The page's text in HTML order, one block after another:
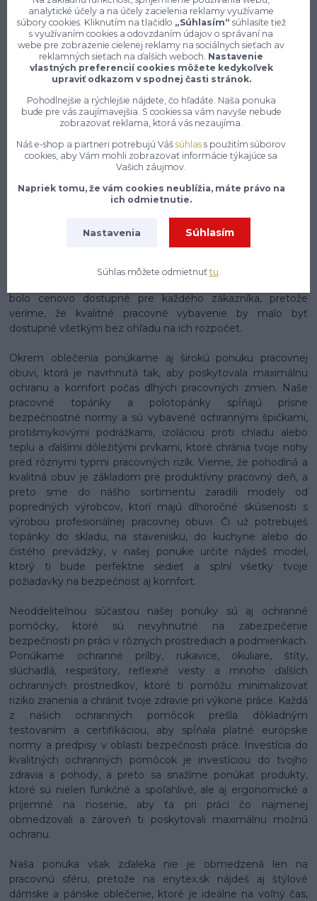
7 z 10 zákazníkov si objedná znovu do 30 dní —
zistite, čo je na našich pracovných odevoch a
obuvi tak návykového
Na našom e-shope enytex.sk sa môžeš tešiť na skutočne
oblečenia, ktorý pokrýva potreby pracovníkov naprieč
najrôznejšími odvetviami a profesiami. Či už pracuješ v
logistike alebo v akomkoľvek inom obore, nájdeš u nás
presne to, čo potrebuješ, aby si si mohol svoju prácu
profesionálnym vzhľadom. Náš sortiment zahrnuje pracovné
vyrobený z kvalitných materiálov, ktoré sú odolné voči
a náročným pracovným podmienkam. Dbáme na to, aby
bolo cenovo dostupné pre každého zákazníka, pretože
veríme, že kvalitné pracovné vybavenie by malo byť
dostupné všetkým bez ohľadu na ich rozpočet.
Okrem oblečenia ponúkame aj širokú ponuku pracovnej
obuvi, ktorá je navrhnutá tak, aby poskytovala maximálnu
ochranu a komfort počas dlhých pracovných zmien. Naše
pracovné topánky a polotopánky spĺňajú prísne
bezpečnostné normy a sú vybavené ochrannými špičkami,
protišmykovými podrážkami, izoláciou proti chladu alebo
teplu a ďalšími dôležitými prvkami, ktoré chránia tvoje nohy
pred rôznymi typmi pracovných rizík. Vieme, že pohodlná a
kvalitná obuv je základom pre produktívny pracovný deň, a
preto sme do nášho sortimentu zaradili modely od
popredných výrobcov, ktorí majú dlhoročné skúsenosti s
výrobou profesionálnej pracovnej obuvi. Či už potrebuješ
topánky do skladu, na stavenisku, do kuchyne alebo do
čistého prevádzky, v našej ponuke určite nájdeš model,
ktorý ti bude perfektne sedieť a splní všetky tvoje
požiadavky na bezpečnosť aj komfort.
Neoddeliteľnou súčasťou našej ponuky sú aj ochranné
pomôcky, ktoré sú nevyhnutné na zabezpečenie
bezpečnosti pri práci v rôznych prostrediach a podmienkach.
Ponúkame ochranné prilby, rukavice, okuliare, štíty,
slúchadlá, respirátory, reflexné vesty a mnoho ďalších
ochranných prostriedkov, ktoré ti pomôžu minimalizovať
riziko zranenia a chrániť tvoje zdravie pri výkone práce. Každá
z našich ochranných pomôcok prešla dôkladným
testovaním a certifikáciou, aby spĺňala platné európske
normy a predpisy v oblasti bezpečnosti práce. Investícia do
kvalitných ochranných pomôcok je investíciou do tvojho
zdravia a pohody, a preto sa snažíme ponúkať produkty,
ktoré sú nielen funkčné a spoľahlivé, ale aj ergonomické a
príjemné na nosenie, aby ťa pri práci čo najmenej
obmedzovali a zároveň ti poskytovali maximálnu možnú
ochranu.
Naša ponuka však zďaleka nie je obmedzená len na
pracovnú sféru, pretože na enytex.sk nájdeš aj štýlové
dámske a pánske oblečenie, ktoré je ideálne na voľný čas,
analytické účely a na účely zacielenia reklamy využívame
súbory cookies. Kliknutím na tlačidlo „Súhlasím“ súhlasíte tiež
s využívaním cookies a odovzdaním údajov o správaní na
webe pre zobrazenie cielenej reklamy na sociálnych sieťach av
reklamných sieťach na ďalších weboch. Nastavenie
vlastných preferencií cookies môžete kedykoľvek
upraviť odkazom v spodnej časti stránok.
Pohodlnejšie a rýchlejšie nájdete, čo hľadáte. Naša ponuka
bude pre vás zaujímavejšia. S cookies sa vám navyše nebude
zobrazovať reklama, ktorá vás nezaujíma.
Náš e-shop a partneri potrebujú Vášsúhlas s použitím súborov
cookies, aby Vám mohli zobrazovať informácie týkajúce sa
Vašich záujmov.
Napriek tomu, že vám cookies neublížia, máte právo na
ich odmietnutie.
Nastavenia Súhlasím
Súhlas môžete odmietnuť tu